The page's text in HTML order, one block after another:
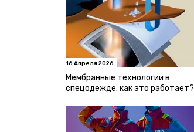
16 Апреля 2026
Мембранные технологии в
спецодежде: как это работает?